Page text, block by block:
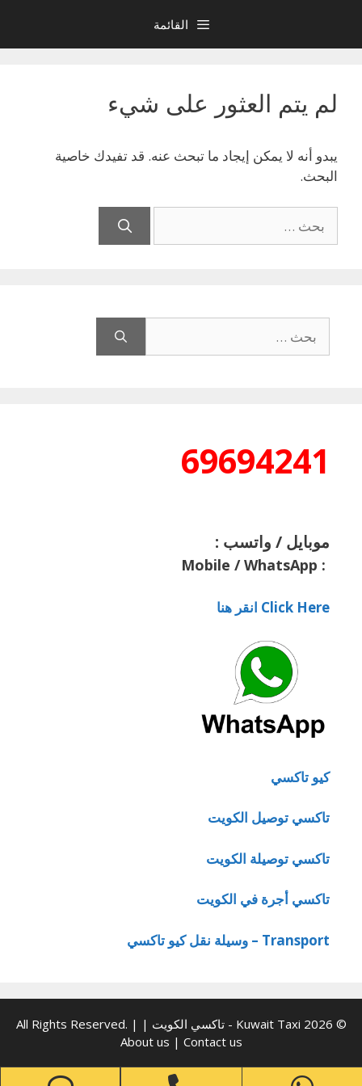
المحتوى
القائمة
لم يتم العثور على شيء
يبدو أنه لا يمكن إيجاد ما تبحث عنه. قد تفيدك خاصية
البحث.
عن:
عن:
69694241
موبايل / واتسب :
:
Mobile / WhatsApp
Click Here انقر هنا
كيو تاكسي
تاكسي توصيل الكويت
تاكسي توصيلة الكويت
تاكسي أجرة في الكويت
Transport – وسيلة نقل كيو تاكسي
© 2026 Kuwait Taxi - تاكسي الكويت | All Rights Reserved. |
About us | Contact us